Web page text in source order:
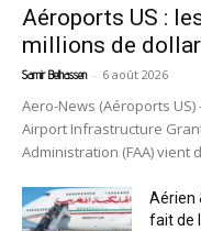
Aéroports US :
millions de
Samir Belhassen - 6 août 2026
Aero-News (Aéroports
Airport Infrastructure
Administration (FAA) vient
Aérien
fait de